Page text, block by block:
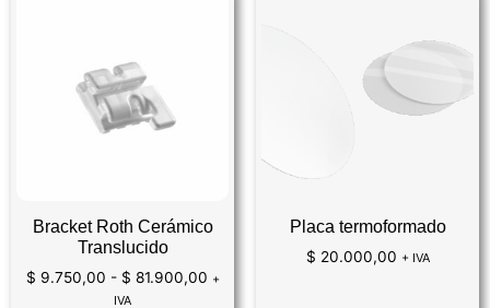
Bracket Roth Cerámico
Translucido
$ 9.750,00 - $ 81.900,00 +
IVA
Placa termoformado
$ 20.000,00 + IVA